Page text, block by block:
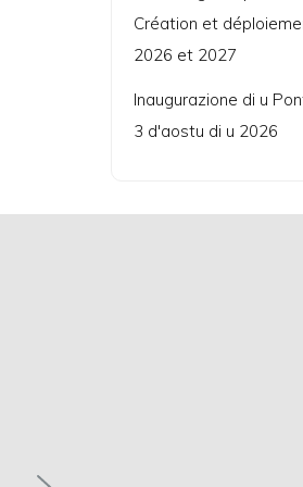
Création et
2026 et 2027
Inaugurazione di u
3 d'aostu di u 2026